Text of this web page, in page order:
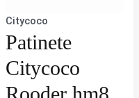
Citycoco
Patinete
Citycoco
Rooder hm8